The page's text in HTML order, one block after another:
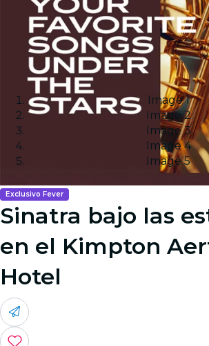
Image 1
Image 2
Image 3
Image 4
Image 5
Exclusivo Fever
Sinatra bajo las
en el Kimpton
Hotel